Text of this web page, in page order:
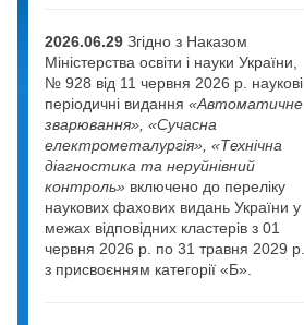
2026.06.29Згідно з Наказом
Міністерства освіти і науки України,
№ 928 від 11 червня 2026 р. наукові
періодичні видання «Автоматичне
зварювання», «Сучасна
електрометалургія», «Технічна
діагностика та неруйнівний
контроль»включено до переліку
наукових фахових видань України у
межах відповідних кластерів з 01
червня 2026 р. по 31 травня 2029 р.
з присвоєнням категорії «Б».